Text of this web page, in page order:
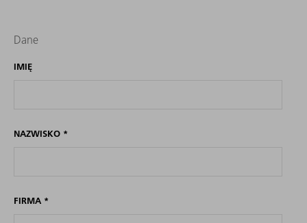
Dane
IMIĘ
NAZWISKO *
FIRMA *